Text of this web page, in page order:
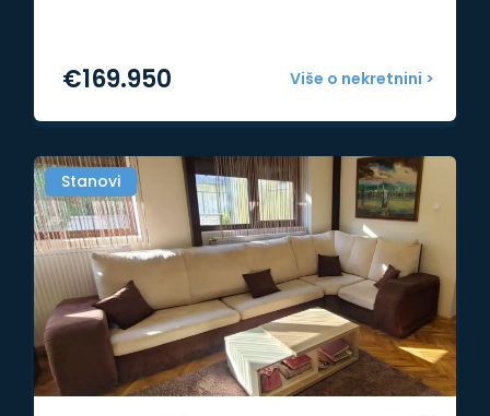
Više o nekretnini >
€169.950
Stanovi